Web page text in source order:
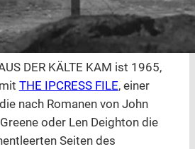
DER KÄLTE KAM ist 1965,
THE IPCRESS FILE, einer
nach Romanen von John
oder Len Deighton die
Seiten des